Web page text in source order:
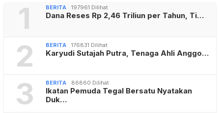
1 BERITA 197961 Dilihat
Dana Reses Rp 2,46 Triliun per Tahun, Ti…
2 BERITA 176831 Dilihat
Karyudi Sutajah Putra, Tenaga Ahli Anggo…
3 BERITA 86860 Dilihat
Ikatan Pemuda Tegal Bersatu Nyatakan
Duk…